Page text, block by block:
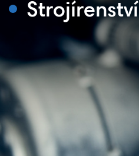
Strojírenství